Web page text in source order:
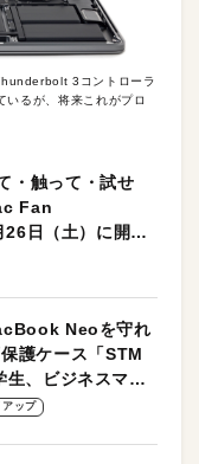
3コントローラ
るが、将来これがプロ
・触って・試せ
Fan
日（土）に開催
Neoを守れ
護ケース「STM
、ビジネスマン
！
アップ